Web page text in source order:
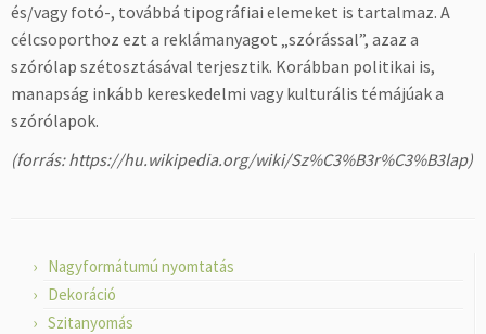
és/vagy fotó-, továbbá tipográfiai elemeket is tartalmaz. A
célcsoporthoz ezt a reklámanyagot „szórással”, azaz a
szórólap szétosztásával terjesztik. Korábban politikai is,
manapság inkább kereskedelmi vagy kulturális témájúak a
szórólapok.
(forrás: https://hu.wikipedia.org/wiki/Sz%C3%B3r%C3%B3lap)
Nagyformátumú nyomtatás
Dekoráció
Szitanyomás